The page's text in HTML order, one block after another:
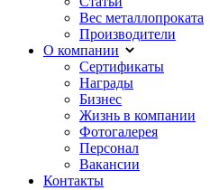
Вес металлопроката
Производители
О компании
Сертификаты
Награды
Бизнес
Жизнь в компании
Фотогалерея
Персонал
Вакансии
Контакты